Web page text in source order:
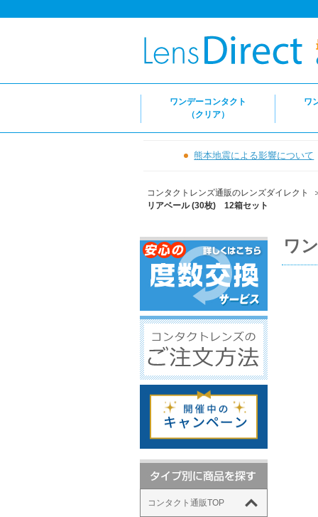
ワンデーコンタクト
（クリア）
ワ
熊本地震による影響について
コンタクトレンズ通販のレンズダイレクト
リアベール (30枚) 12箱セット
コンタクト通販TOP
ワ